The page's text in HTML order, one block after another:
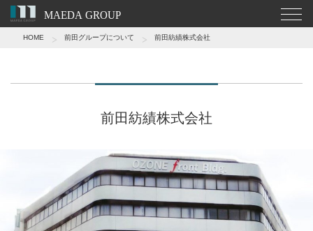
HOME 前田グループについて 前田紡績株式会社
前田紡績株式会社